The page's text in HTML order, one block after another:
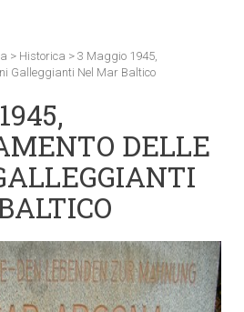
> Historica > 3 Maggio 1945,
Galleggianti Nel Mar Baltico
DELLE